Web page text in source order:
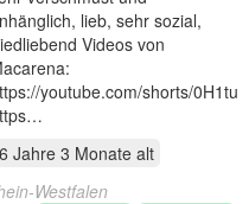
lieb, sehr sozial,
Videos von
youtube.com/shorts/
6 Jahre 3 Monate alt
Westfalen